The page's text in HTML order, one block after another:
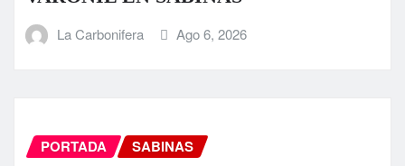
La Carbonifera Ago 6, 2026
PORTADA SABINAS